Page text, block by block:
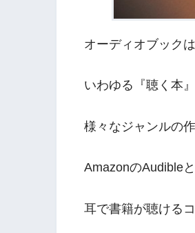
オーディオブック
いわゆる『聴く本
様々なジャンルの
AmazonのAudible
耳で書籍が聴ける